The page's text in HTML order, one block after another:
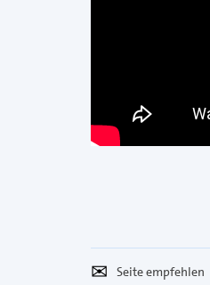
Seite
empfehlen
Per